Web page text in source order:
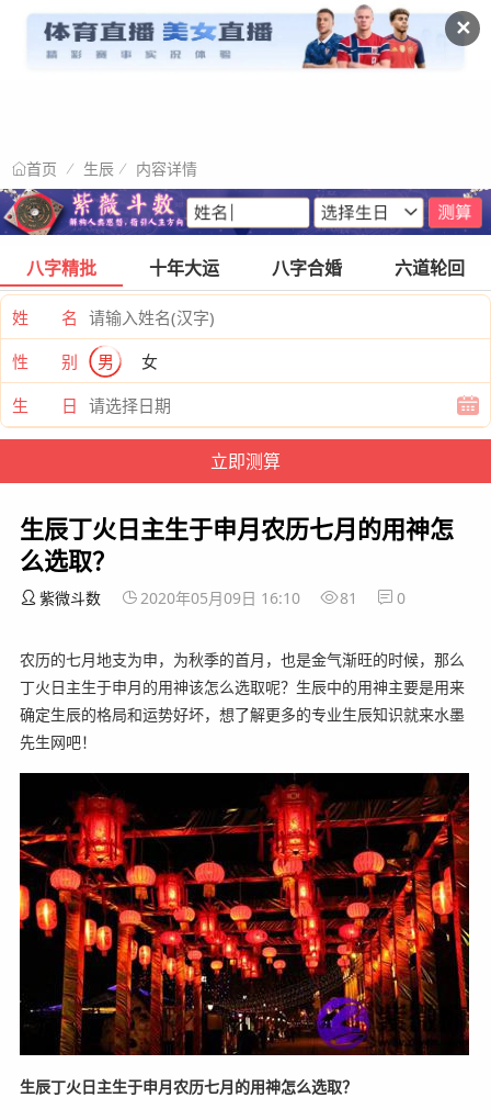
✕
首页 生辰 内容详情
八字精批 十年大运 八字合婚 六道轮回
姓 名
性 别
男
女
生 日
生辰丁火日主生于申月农历七月的用神怎
么选取？
紫微斗数 2020年05月09日 16:10 81 0
农历的七月地支为申，为秋季的首月，也是金气渐旺的时候，那么
丁火日主生于申月的用神该怎么选取呢？生辰中的用神主要是用来
确定生辰的格局和运势好坏，想了解更多的专业生辰知识就来水墨
先生网吧！
生辰丁火日主生于申月农历七月的用神怎么选取？